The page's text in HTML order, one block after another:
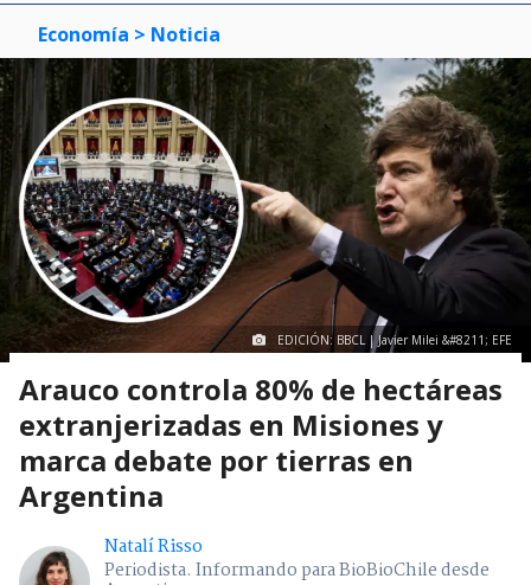
Economía > Noticia
EDICIÓN: BBCL | Javier Milei &#8211; EFE
Arauco controla 80% de hectáreas
extranjerizadas en Misiones y
marca debate por tierras en
Argentina
Natalí Risso
Periodista. Informando para BioBioChile desde